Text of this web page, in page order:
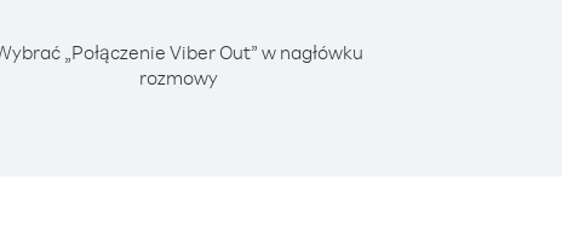
„Połączenie Viber Out” w nagłówku
rozmowy